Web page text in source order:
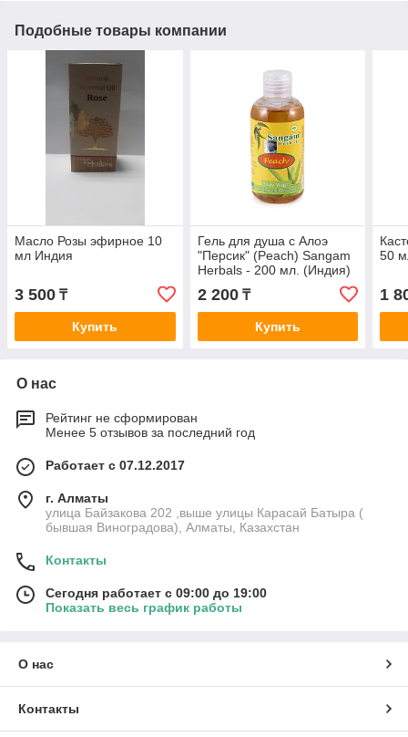
Подобные товары компании
Масло Розы эфирное 10
мл Индия
3 500 ₸
Купить
Гель для душа с Алоэ
"Персик" (Peach) Sangam
Herbals - 200 мл. (Индия)
2 200₸
Купить
50
1
О нас
Рейтинг не сформирован
Менее 5 отзывов за последний год
Работает с 07.12.2017
г. Алматы
улица Байзакова 202 ,выше улицы Карасай Батыра (
бывшая Виноградова), Алматы, Казахстан
Контакты
Сегодня работает с 09:00 до 19:00
Показать весь график работы
О нас
Контакты